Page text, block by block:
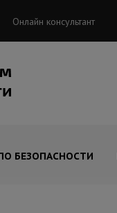
Онлайн консультант
БЕЗОПАСНОСТИ